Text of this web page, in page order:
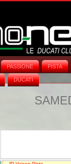
PASSIONE PISTA
DUCATI